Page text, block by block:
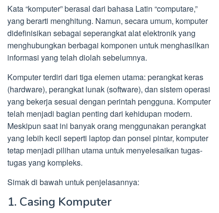
Kata “komputer” berasal dari bahasa Latin “computare,”
yang berarti menghitung. Namun, secara umum, komputer
didefinisikan sebagai seperangkat alat elektronik yang
menghubungkan berbagai komponen untuk menghasilkan
informasi yang telah diolah sebelumnya.
Komputer terdiri dari tiga elemen utama: perangkat keras
(hardware), perangkat lunak (software), dan sistem operasi
yang bekerja sesuai dengan perintah pengguna. Komputer
telah menjadi bagian penting dari kehidupan modern.
Meskipun saat ini banyak orang menggunakan perangkat
yang lebih kecil seperti laptop dan ponsel pintar, komputer
tetap menjadi pilihan utama untuk menyelesaikan tugas-
tugas yang kompleks.
Simak di bawah untuk penjelasannya:
1. Casing Komputer